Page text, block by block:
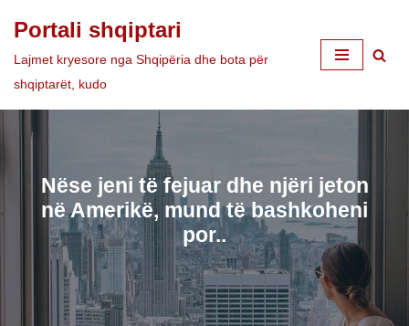
Skip
to
Portali shqiptari
Lajmet kryesore nga Shqipëria dhe bota për
shqiptarët, kudo
Nëse jeni të fejuar dhe njëri jeton
në Amerikë, mund të bashkoheni
por..